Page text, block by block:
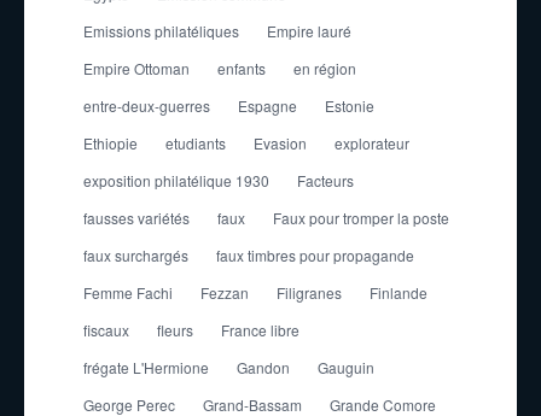
Emissions philatéliques
Empire lauré
Empire Ottoman
enfants
en région
entre-deux-guerres
Espagne
Estonie
Ethiopie
etudiants Evasion
explorateur
exposition philatélique 1930
Facteurs
fausses variétés
faux
Faux pour tromper la poste
faux surchargés
faux timbres pour propagande
Femme Fachi
Fezzan Filigranes
Finlande
fiscaux
fleurs
France libre
frégate L'Hermione
Gandon
Gauguin
George Perec
Grand-Bassam
Grande Comore